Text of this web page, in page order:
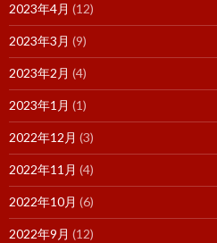
2023年4月 (12)
2023年3月 (9)
2023年2月 (4)
2023年1月 (1)
2022年12月 (3)
2022年11月 (4)
2022年10月 (6)
2022年9月 (12)